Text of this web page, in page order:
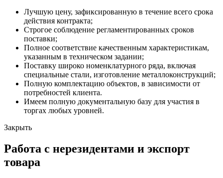
Лучшую цену, зафиксированную в течение всего срока
действия контракта;
Строгое соблюдение регламентированных сроков
поставки;
Полное соответствие качественным характеристикам,
указанным в техническом задании;
Поставку широко номенклатурного ряда, включая
специальные стали, изготовление металлоконструкций;
Полную комплектацию объектов, в зависимости от
потребностей клиента.
Имеем полную документальную базу для участия в
торгах любых уровней.
Закрыть
Работа с нерезидентами и экспорт
товара